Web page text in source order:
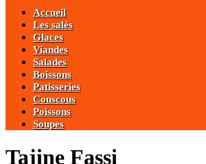
Accueil
Les salés
Glaces
Viandes
Salades
Boissons
Patisseries
Couscous
Poissons
Soupes
Tajine Fassi